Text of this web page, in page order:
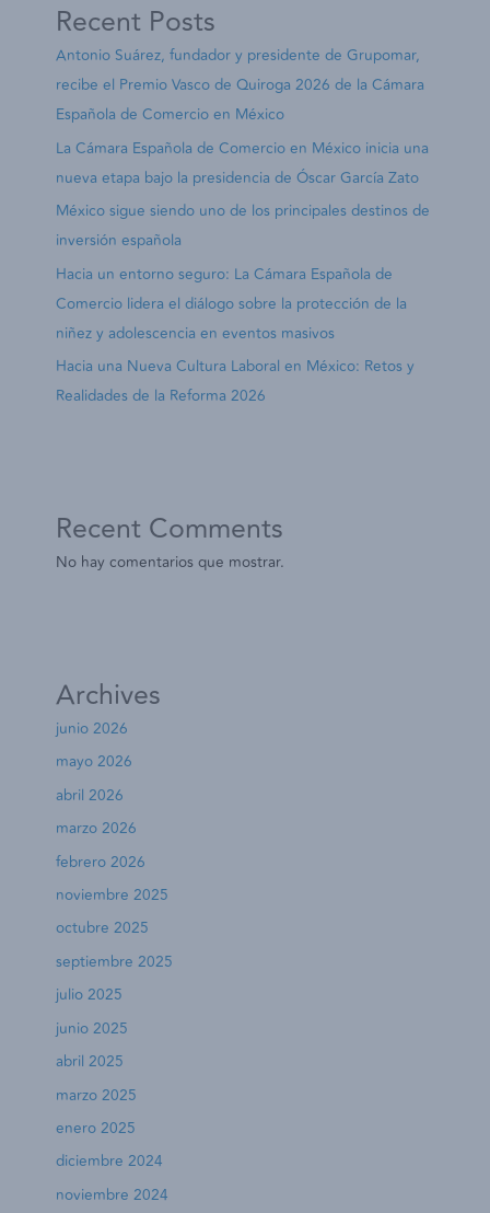
Recent Posts
Antonio Suárez, fundador y presidente de Grupomar,
recibe el Premio Vasco de Quiroga 2026 de la Cámara
Española de Comercio en México
La Cámara Española de Comercio en México inicia una
nueva etapa bajo la presidencia de Óscar García Zato
México sigue siendo uno de los principales destinos de
inversión española
Hacia un entorno seguro: La Cámara Española de
Comercio lidera el diálogo sobre la protección de la
niñez y adolescencia en eventos masivos
Hacia una Nueva Cultura Laboral en México: Retos y
Realidades de la Reforma 2026
Recent Comments
No hay comentarios que mostrar.
Archives
junio 2026
mayo 2026
abril 2026
marzo 2026
febrero 2026
noviembre 2025
octubre 2025
septiembre 2025
julio 2025
junio 2025
abril 2025
marzo 2025
enero 2025
diciembre 2024
noviembre 2024